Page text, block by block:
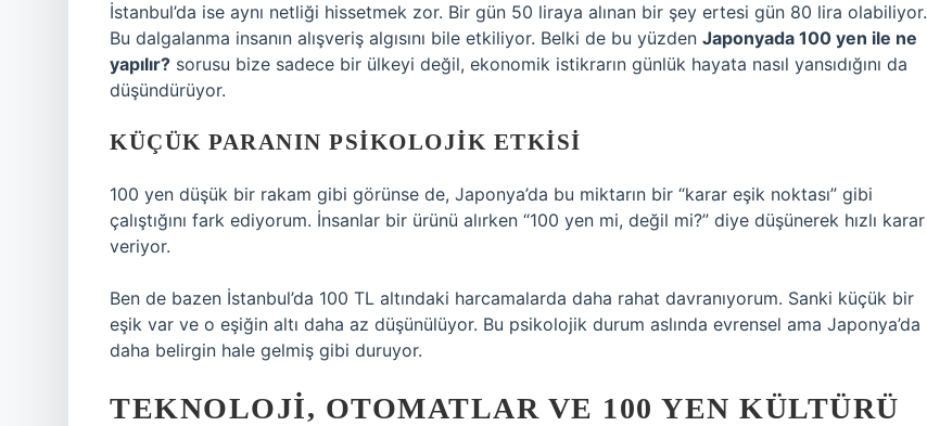
İstanbul’da ise aynı netliği hissetmek zor. Bir gün 50 liraya alınan bir şey ertesi gün 80 lira olabiliyor.
Bu dalgalanma insanın alışveriş algısını bile etkiliyor. Belki de bu yüzden Japonyada 100 yen ile ne
yapılır? sorusu bize sadece bir ülkeyi değil, ekonomik istikrarın günlük hayata nasıl yansıdığını da
düşündürüyor.
KÜÇÜK PARANIN PSIKOLOJIK ETKISI
100 yen düşük bir rakam gibi görünse de, Japonya’da bu miktarın bir “karar eşik noktası” gibi
çalıştığını fark ediyorum. İnsanlar bir ürünü alırken “100 yen mi, değil mi?” diye düşünerek hızlı karar
veriyor.
Ben de bazen İstanbul’da 100 TL altındaki harcamalarda daha rahat davranıyorum. Sanki küçük bir
eşik var ve o eşiğin altı daha az düşünülüyor. Bu psikolojik durum aslında evrensel ama Japonya’da
daha belirgin hale gelmiş gibi duruyor.
TEKNOLOJI, OTOMATLAR VE 100 YEN KÜLTÜRÜ